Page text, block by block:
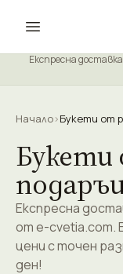
Експресна
Начало›Букети от
Букети
Експресна
от e-cvetia.com.
цени с точен
ден!